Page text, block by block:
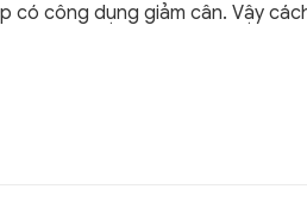
có công dụng giảm cân. Vậy